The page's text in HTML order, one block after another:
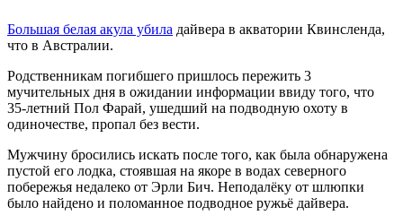
Большая белая акула убила дайвера в акватории Квинсленда,
что в Австралии.
Родственникам погибшего пришлось пережить 3
мучительных дня в ожидании информации ввиду того, что
35-летний Пол Фарай, ушедший на подводную охоту в
одиночестве, пропал без вести.
Мужчину бросились искать после того, как была обнаружена
пустой его лодка, стоявшая на якоре в водах северного
побережья недалеко от Эрли Бич. Неподалёку от шлюпки
было найдено и поломанное подводное ружьё дайвера.